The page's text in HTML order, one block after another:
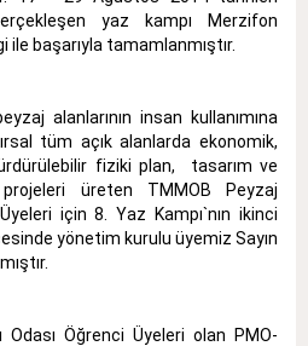
yaz kampı Merzifon
ile başarıyla tamamlanmıştır.
alanlarının insan kullanımına
tüm açık alanlarda ekonomik,
fiziki plan, tasarım ve
üreten TMMOB Peyzaj
için 8. Yaz Kampı`nın ikinci
yönetim kurulu üyemiz Sayın
Odası Öğrenci Üyeleri olan PMO-